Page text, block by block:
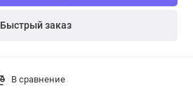
Быстрый заказ
В сравнение